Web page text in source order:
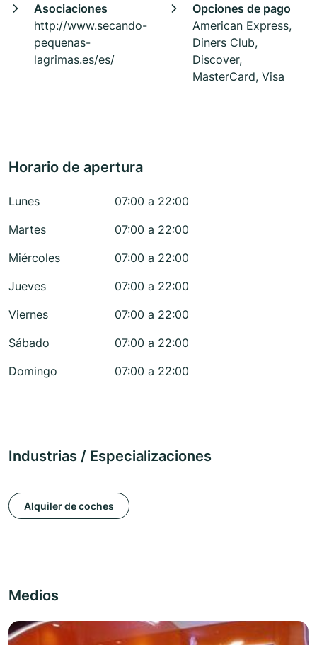
Asociaciones
http://www.secando-
pequenas-
lagrimas.es/es/
Opciones de pago
American Express,
Diners Club,
Discover,
MasterCard, Visa
Horario de apertura
Lunes
07:00 a 22:00
Martes
07:00 a 22:00
Miércoles
07:00 a 22:00
Jueves
07:00 a 22:00
Viernes
07:00 a 22:00
Sábado
07:00 a 22:00
Domingo
07:00 a 22:00
Industrias / Especializaciones
Alquiler de coches
Medios